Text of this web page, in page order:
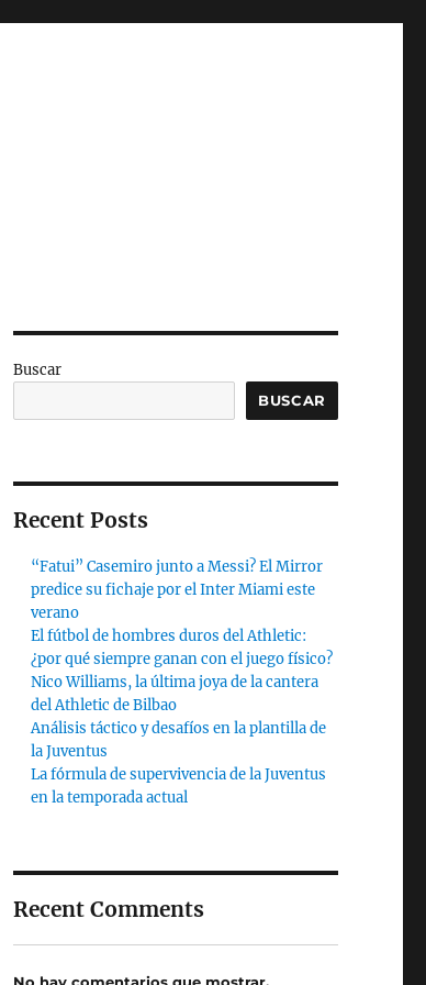
Buscar
BUSCAR
Recent Posts
“Fatui” Casemiro junto a Messi? El Mirror
predice su fichaje por el Inter Miami este
verano
El fútbol de hombres duros del Athletic:
¿por qué siempre ganan con el juego físico?
Nico Williams, la última joya de la cantera
del Athletic de Bilbao
Análisis táctico y desafíos en la plantilla de
la Juventus
La fórmula de supervivencia de la Juventus
en la temporada actual
Recent Comments
No hay comentarios que mostrar.